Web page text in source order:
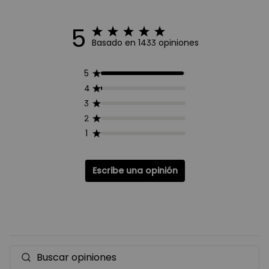
5 Basado en 1433 opiniones
5
4
3
2
1
Escribe una opinión